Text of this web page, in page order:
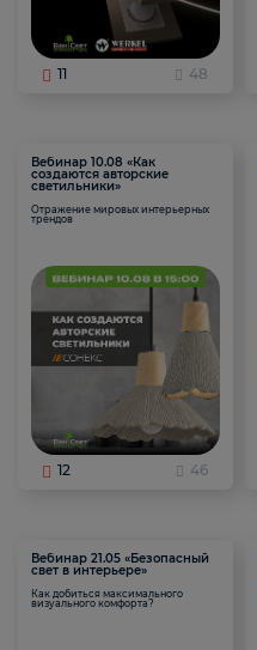
11 48
Вебинар 10.08 «Как
создаются авторские
светильники»
Отражение мировых интерьерных
трендов
12 46
Вебинар 21.05 «Безопасный
свет в интерьере»
Как добиться максимального
визуального комфорта?